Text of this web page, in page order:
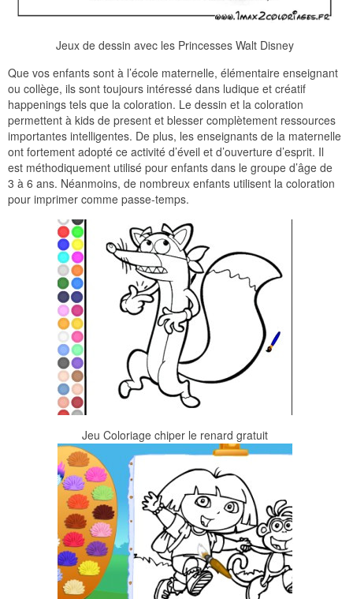
Jeux de dessin avec les Princesses Walt Disney
Que vos enfants sont à l’école maternelle, élémentaire enseignant
ou collège, ils sont toujours intéressé dans ludique et créatif
happenings tels que la coloration. Le dessin et la coloration
permettent à kids de present et blesser complètement ressources
importantes intelligentes. De plus, les enseignants de la maternelle
ont fortement adopté ce activité d’éveil et d’ouverture d’esprit. Il
est méthodiquement utilisé pour enfants dans le groupe d’âge de
3 à 6 ans. Néanmoins, de nombreux enfants utilisent la coloration
pour imprimer comme passe-temps.
Jeu Coloriage chiper le renard gratuit